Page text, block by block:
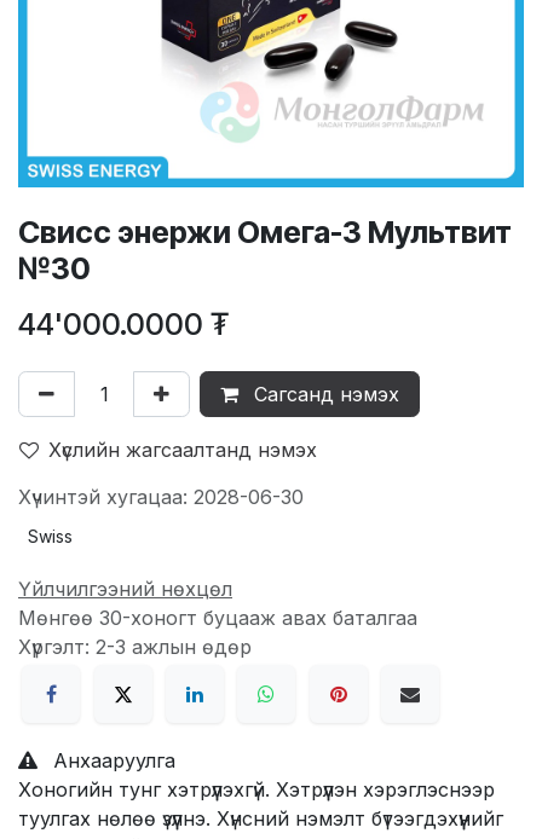
Свисс энержи Омега-3 Мультвит
№30
44'000.0000 ₮
Сагсанд нэмэх
Хүслийн жагсаалтанд нэмэх
Хүчинтэй хугацаа: 2028-06-30
Swiss
Үйлчилгээний нөхцөл
Мөнгөө 30-хоногт буцааж авах баталгаа
Хүргэлт: 2-3 ажлын өдөр
Анхааруулга
Хоногийн тунг хэтрүүлэхгүй. Хэтрүүлэн хэрэглэснээр
туулгах нөлөө үзүүлнэ. Хүнсний нэмэлт бүтээгдэхүүнийг